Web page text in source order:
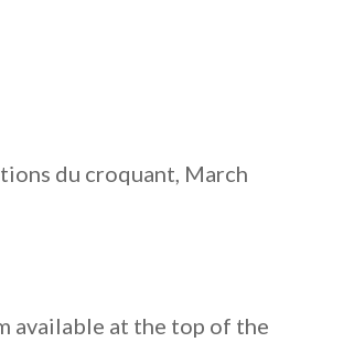
du croquant, March
available at the top of the